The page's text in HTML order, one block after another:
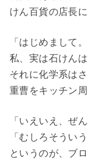
けん百貨の店長
「はじめまして
私、実は石けん
それに化学系は
重曹をキッチン
「いえいえ、ぜ
「むしろそうい
というのが、ブ